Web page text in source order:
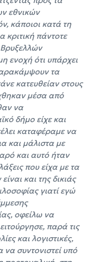
εθνικών
κάποιοι κατά τη
πάντοτε
ενοχή ότι υπάρχει
τα
κατευθείαν στους
μέσα από
να
δήμο είχε και
καταφέραμε να
και μάλιστα με
και αυτό ήταν
που είχα με τα
και της δικιάς
γιατί εγώ
οφείλω να
παρά τις
και λογιστικές,
να συντονιστεί υπό